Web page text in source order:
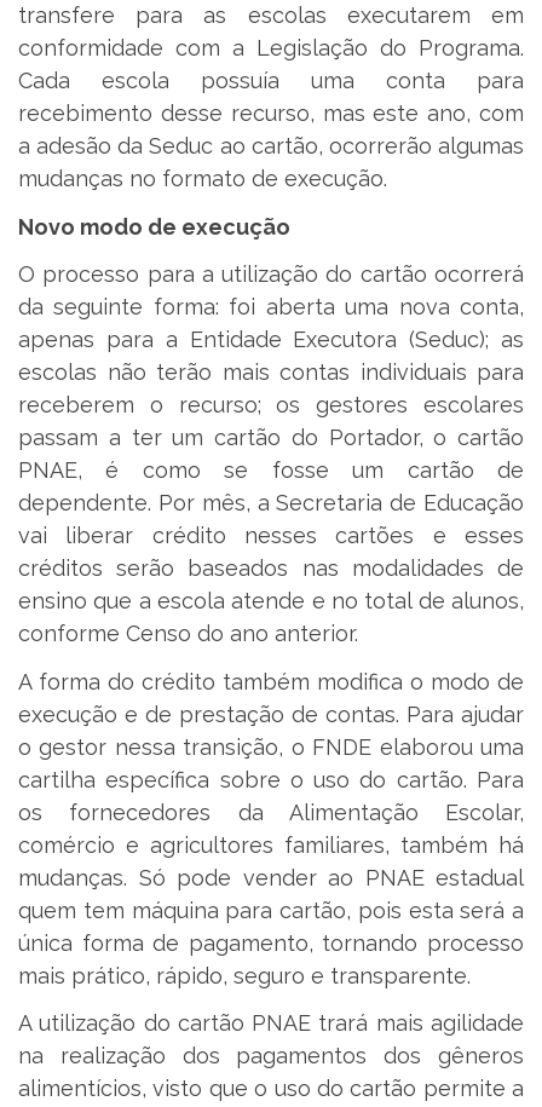
transfere para as escolas executarem em
conformidade com a Legislação do Programa.
Cada escola possuía uma conta para
recebimento desse recurso, mas este ano, com
a adesão da Seduc ao cartão, ocorrerão algumas
mudanças no formato de execução.
Novo modo de execução
O processo para a utilização do cartão ocorrerá
da seguinte forma: foi aberta uma nova conta,
apenas para a Entidade Executora (Seduc); as
escolas não terão mais contas individuais para
receberem o recurso; os gestores escolares
passam a ter um cartão do Portador, o cartão
PNAE, é como se fosse um cartão de
dependente. Por mês, a Secretaria de Educação
vai liberar crédito nesses cartões e esses
créditos serão baseados nas modalidades de
ensino que a escola atende e no total de alunos,
conforme Censo do ano anterior.
A forma do crédito também modifica o modo de
execução e de prestação de contas. Para ajudar
o gestor nessa transição, o FNDE elaborou uma
cartilha específica sobre o uso do cartão. Para
os fornecedores da Alimentação Escolar,
comércio e agricultores familiares, também há
mudanças. Só pode vender ao PNAE estadual
quem tem máquina para cartão, pois esta será a
única forma de pagamento, tornando processo
mais prático, rápido, seguro e transparente.
A utilização do cartão PNAE trará mais agilidade
na realização dos pagamentos dos gêneros
alimentícios, visto que o uso do cartão permite a